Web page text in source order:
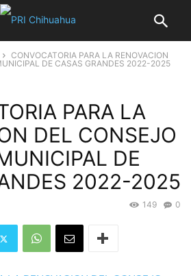
CONVOCATORIA PARA LA RENOVACION
DE CASAS GRANDES 2022-2025
PARA LA
DEL CONSEJO
DE
2022-2025
0
149